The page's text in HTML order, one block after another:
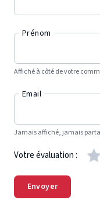
Prénom
Affiché à côté de votre
Email
Jamais affiché, jamais
Votre évaluation :
Envoyer